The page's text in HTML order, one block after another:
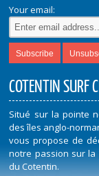
Your email:
COTENTIN SURF
Situé sur la pointe
des îles anglo-
vous propose de
notre passion sur la
du Cotentin.